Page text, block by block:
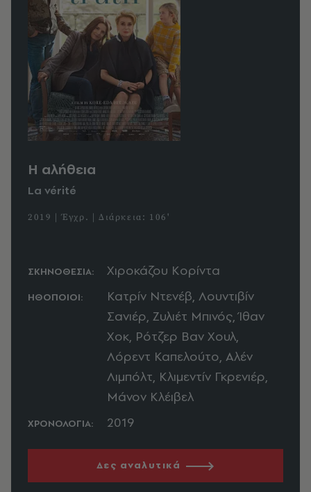
Η αλήθεια
La vérité
2019 | Έγχρ. | Διάρκεια: 106'
ΣΚΗΝΟΘΕΣΙΑ: Χιροκάζου Κορίντα
ΗΘΟΠΟΙΟΙ:
Κατρίν Ντενέβ, Λουντιβίν
Σανιέρ, Ζυλιέτ Μπινός, Ίθαν
Χοκ, Ρότζερ Βαν Χουλ,
Λόρεντ Καπελούτο, Αλέν
Λιμπόλτ, Κλιμεντίν Γκρενιέρ,
Μάνον Κλέιβελ
ΧΡΟΝΟΛΟΓΙΑ: 2019
Δες αναλυτικά